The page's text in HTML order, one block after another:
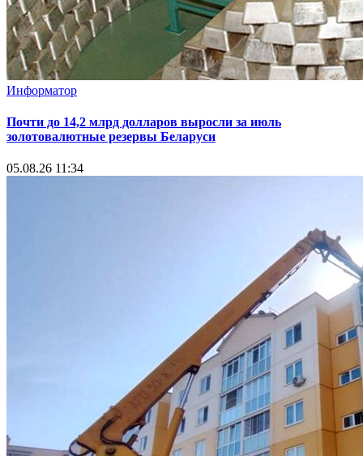
Информатор
Почти до 14,2 млрд долларов выросли за июль
золотовалютные резервы Беларуси
05.08.26 11:34